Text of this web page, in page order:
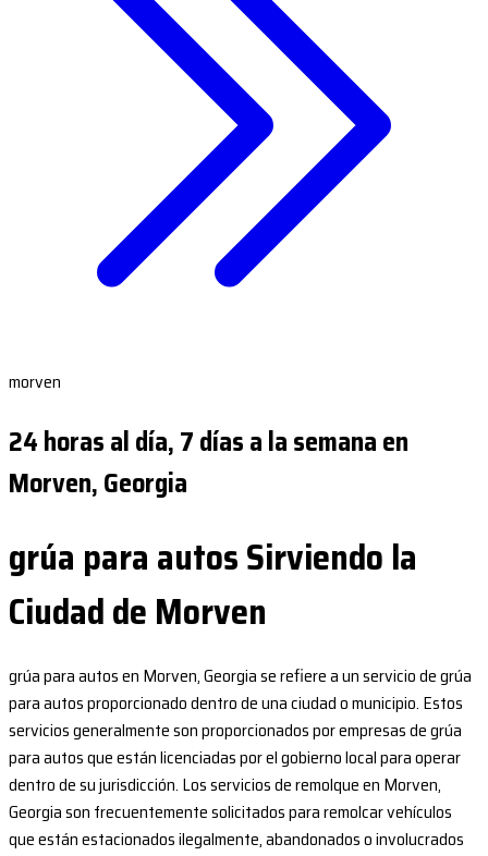
morven
24 horas al día, 7 días a la semana en
Morven, Georgia
grúa para autos Sirviendo la
Ciudad de Morven
grúa para autos en Morven, Georgia se refiere a un servicio de grúa
para autos proporcionado dentro de una ciudad o municipio. Estos
servicios generalmente son proporcionados por empresas de grúa
para autos que están licenciadas por el gobierno local para operar
dentro de su jurisdicción. Los servicios de remolque en Morven,
Georgia son frecuentemente solicitados para remolcar vehículos
que están estacionados ilegalmente, abandonados o involucrados